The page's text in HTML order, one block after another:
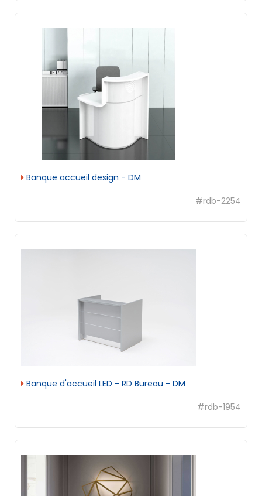
Banque accueil design - DM
#rdb-2254
Banque d'accueil LED - RD Bureau - DM
#rdb-1954